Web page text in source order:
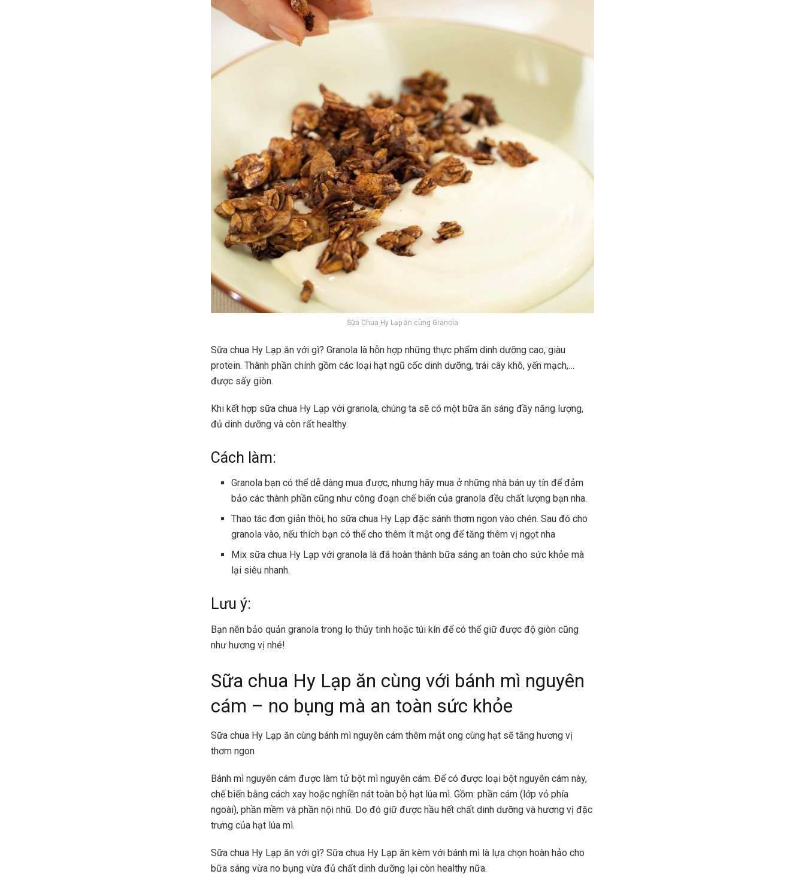
Sữa Chua Hy Lạp ăn cùng Granola
Sữa chua Hy Lạp ăn với gì? Granola là hỗn hợp những thực phẩm dinh dưỡng cao, giàu
protein. Thành phần chính gồm các loại hạt ngũ cốc dinh dưỡng, trái cây khô, yến mạch,…
được sấy giòn.
Khi kết hợp sữa chua Hy Lạp với granola, chúng ta sẽ có một bữa ăn sáng đầy năng lượng,
đủ dinh dưỡng và còn rất healthy.
Cách làm:
Granola bạn có thể dễ dàng mua được, nhưng hãy mua ở những nhà bán uy tín để đảm
bảo các thành phần cũng như công đoạn chế biến của granola đều chất lượng bạn nha.
Thao tác đơn giản thôi, ho sữa chua Hy Lạp đặc sánh thơm ngon vào chén. Sau đó cho
granola vào, nếu thích bạn có thể cho thêm ít mật ong để tăng thêm vị ngọt nha
Mix sữa chua Hy Lạp với granola là đã hoàn thành bữa sáng an toàn cho sức khỏe mà
lại siêu nhanh.
Lưu ý:
Bạn nên bảo quản granola trong lọ thủy tinh hoặc túi kín để có thể giữ được độ giòn cũng
như hương vị nhé!
Sữa chua Hy Lạp ăn cùng với bánh mì nguyên
cám – no bụng mà an toàn sức khỏe
Sữa chua Hy Lạp ăn cùng bánh mì nguyên cám thêm mật ong cùng hạt sẽ tăng hương vị
thơm ngon
Bánh mì nguyên cám được làm tử bột mì nguyên cám. Để có được loại bột nguyên cám này,
chế biến bằng cách xay hoặc nghiền nát toàn bộ hạt lúa mì. Gồm: phần cám (lớp vỏ phía
ngoài), phần mềm và phần nội nhũ. Do đó giữ được hầu hết chất dinh dưỡng và hương vị đặc
trưng của hạt lúa mì.
Sữa chua Hy Lạp ăn với gì? Sữa chua Hy Lạp ăn kèm với bánh mì là lựa chọn hoàn hảo cho
bữa sáng vừa no bụng vừa đủ chất dinh dưỡng lại còn healthy nữa.